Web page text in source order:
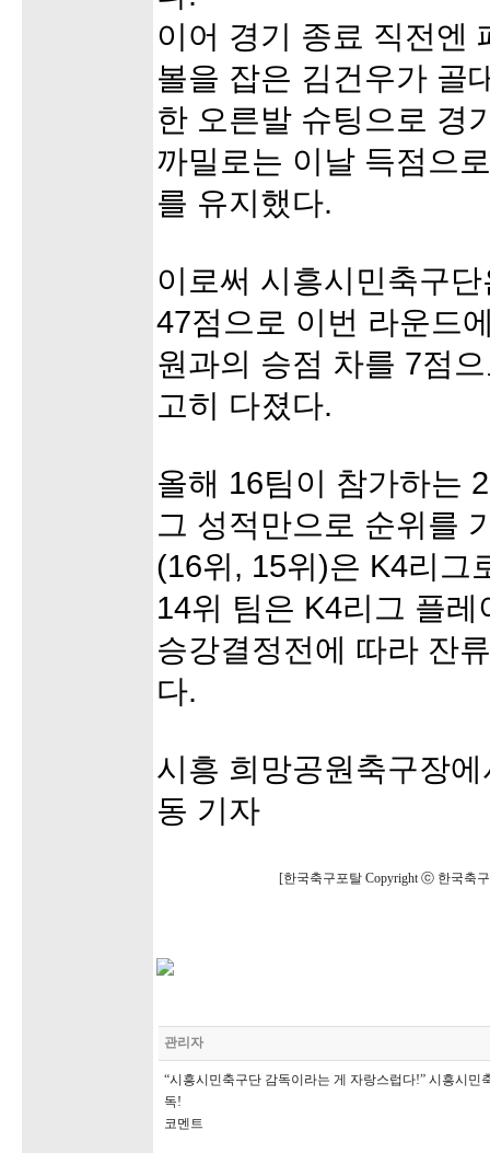
이어 경기 종료 직전엔
볼을 잡은 김건우가 골
한 오른발 슈팅으로 경
까밀로는 이날 득점으
를 유지했다.
이로써 시흥시민축구
47점으로 이번 라운드
원과의 승점 차를 7점
고히 다졌다.
올해 16팀이 참가하는
그 성적만으로 순위를
(16위, 15위)은 K4리그
14위 팀은 K4리그 플
승강결정전에 따라 잔
다.
시흥 희망공원축구장
동 기자
[한국축구포탈 Copyright ⓒ 한국축
관리자
“시흥시민축구단 감독이라는 게 자랑스럽다!” 시흥시
독!
코멘트